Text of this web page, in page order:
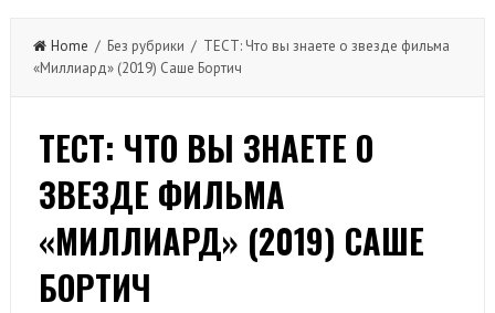
Home / Без рубрики / ТЕСТ: Что вы знаете о звезде фильма
«Миллиард» (2019) Саше Бортич
ТЕСТ: ЧТО ВЫ ЗНАЕТЕ О
ЗВЕЗДЕ ФИЛЬМА
«МИЛЛИАРД» (2019) САШЕ
БОРТИЧ